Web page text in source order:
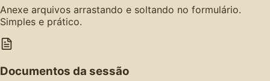
Anexe arquivos arrastando e soltando no formulário.
Simples e prático.
Documentos da sessão